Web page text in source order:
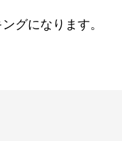
グになります。